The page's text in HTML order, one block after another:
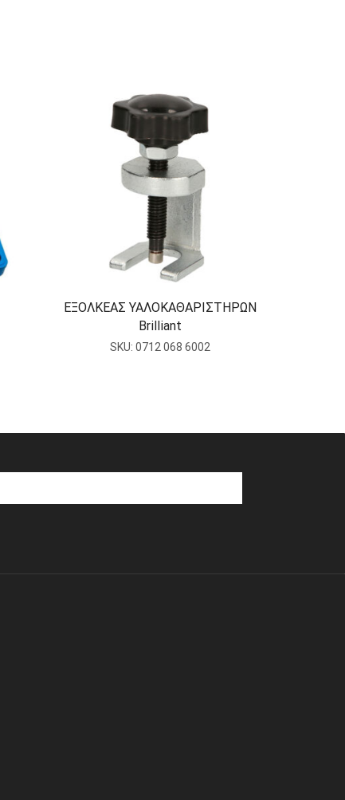
ΕΞΟΛΚΕΑΣ ΥΑΛΟΚΑΘΑΡΙΣΤΗΡΩΝ
Brilliant
SKU:0712 068 6002